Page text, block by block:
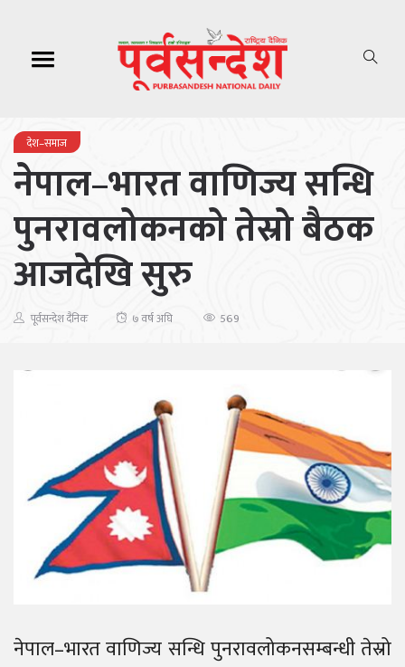
देश–समाज
नेपाल–भारत वाणिज्य सन्धि
पुनरावलोकनको तेस्रो बैठक
आजदेखि सुरु
पूर्वसन्देश दैनिक ७ वर्ष अघि 569
नेपाल–भारत वाणिज्य सन्धि पुनरावलोकनसम्बन्धी तेस्रो